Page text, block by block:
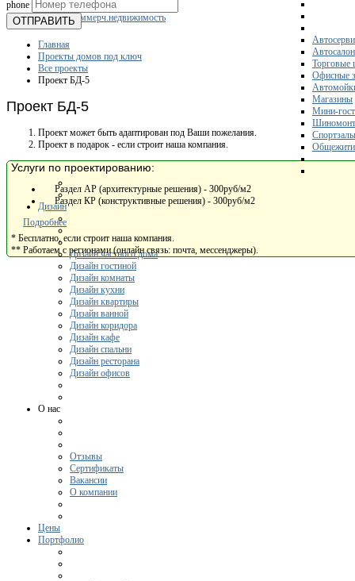
Склады
Коммерч.недвижимость
Торговые
Офисные
Магазины
Мини-
Спортзалы
Дизайн
Дизайн частного дома
Дизайн гостиной
Дизайн комнаты
Дизайн кухни
Дизайн квартиры
Дизайн ванной
Дизайн коридора
Дизайн кафе
Дизайн спальни
Дизайн ресторана
Дизайн офисов
О нас
Отзывы
Сертификаты
Вакансии
О компании
Цены
Портфолио
phone
ОТПРАВИТЬ
Главная
Проекты домов под ключ
Все проекты
Проект БД-5
Проект БД-5
Проект может быть адаптирован под Ваши пожелания.
Проект в подарок - если строит наша компания.
Услуги по проектированию:
Раздел АР (архитектурные решения) - 300руб/м2
Раздел КР (конструктивные решения) - 300руб/м2
Подробнее
* Бесплатно, если строит наша компания.
** Работаем с регионами (онлайн связь: почта, мессенджеры).